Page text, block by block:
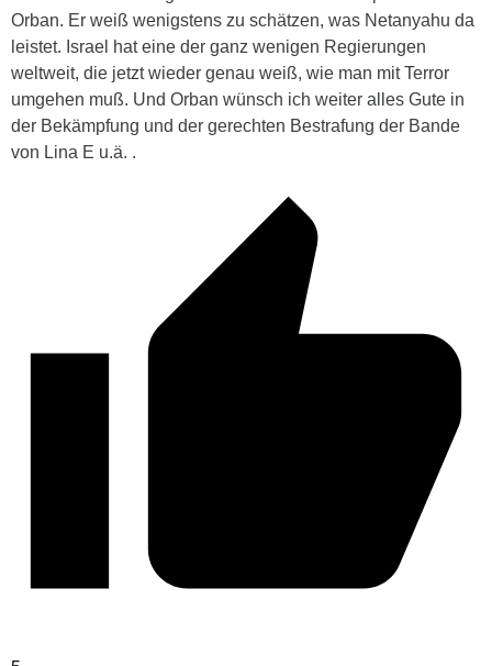
Orban. Er weiß wenigstens zu schätzen, was Netanyahu da
leistet. Israel hat eine der ganz wenigen Regierungen
weltweit, die jetzt wieder genau weiß, wie man mit Terror
umgehen muß. Und Orban wünsch ich weiter alles Gute in
der Bekämpfung und der gerechten Bestrafung der Bande
von Lina E u.ä. .